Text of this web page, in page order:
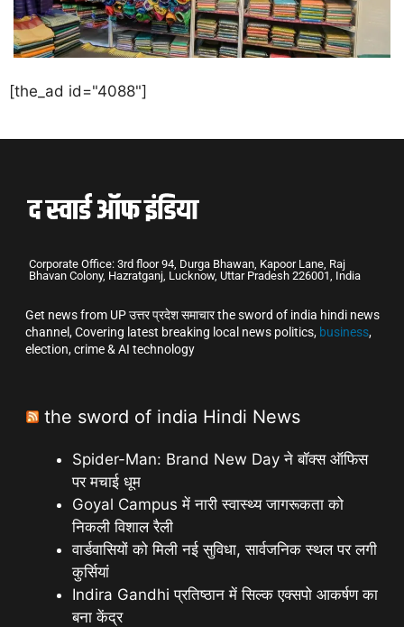
[the_ad id="4088"]
Corporate Office: 3rd floor 94, Durga Bhawan, Kapoor Lane, Raj
Bhavan Colony, Hazratganj, Lucknow, Uttar Pradesh 226001, India
Get news from UP उत्तर प्रदेश समाचार the sword of india hindi news
channel, Covering latest breaking local news politics, business,
election, crime & AI technology
the sword of india Hindi News
Spider-Man: Brand New Day ने बॉक्स ऑफिस
पर मचाई धूम
Goyal Campus में नारी स्वास्थ्य जागरूकता को
निकली विशाल रैली
वार्डवासियों को मिली नई सुविधा, सार्वजनिक स्थल पर लगी
कुर्सियां
Indira Gandhi प्रतिष्ठान में सिल्क एक्सपो आकर्षण का
बना केंद्र